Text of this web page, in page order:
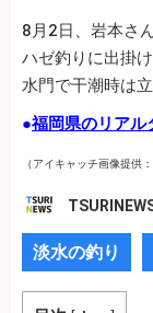
8月2日、岩本さ
ハゼ釣りに出掛
水門で干潮時は
●福岡県のリアル
（アイキャッチ画像提供
淡水の釣り